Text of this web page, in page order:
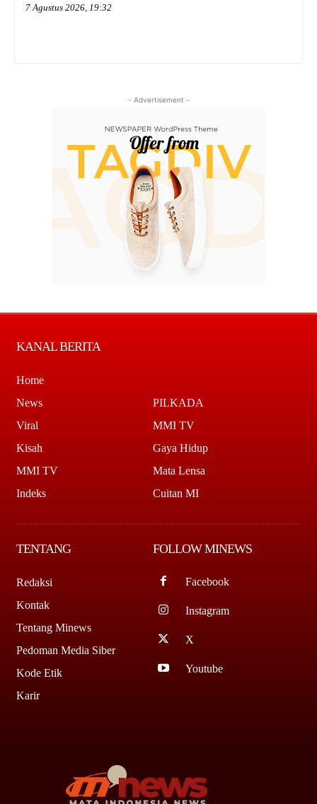
7 Agustus 2026, 19:32
- Advertisement -
KANAL BERITA
Home
News
Viral
Kisah
MMI TV
Indeks
PILKADA
MMI TV
Gaya Hidup
Mata Lensa
Cuitan MI
TENTANG
Redaksi
Kontak
Tentang Minews
Pedoman Media Siber
Kode Etik
Karir
FOLLOW MINEWS
Facebook
Instagram
X
Youtube